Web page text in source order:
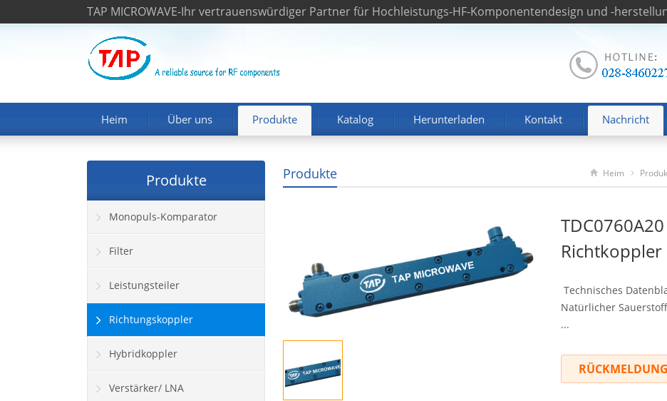
TAP MICROWAVE-Ihr vertrauenswürdiger Partner für Hochleistungs-HF-Komponentendesign und -
Heim Über uns Produkte Katalog Herunterladen Kontakt Nachricht
Produkte Heim
Richtkoppler
Technisches
Natürlicher
...
RÜCKMELDUNG
Produkte
Monopuls-Komparator
Filter
Leistungsteiler
Richtungskoppler
Hybridkoppler
Verstärker/ LNA